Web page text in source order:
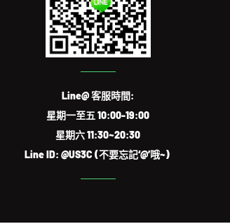
Line@ 客服時間:
星期一至五 10:00-19:00
星期六 11:30~20:30
Line ID: @US3C (不要忘記‘@’哦~)